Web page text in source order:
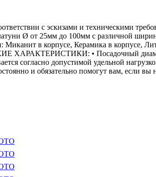
с эскизами и техническими
Ø от 25мм до 100мм с различной
в корпусе, Керамика в корпусе,
ХАРАКТЕРИСТИКИ: • Посадочный
согласно допустимой удельной
и обязательно помогут вам, если